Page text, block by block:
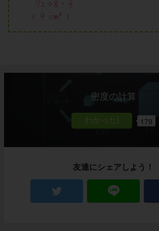
密度の計算
179
友達にシェアしよう！